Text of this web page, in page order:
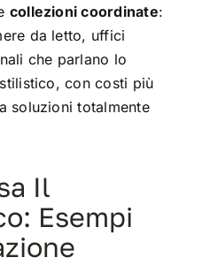
collezioni coordinate:
da letto, uffici
che parlano lo
con costi più
soluzioni totalmente
Il
Esempi